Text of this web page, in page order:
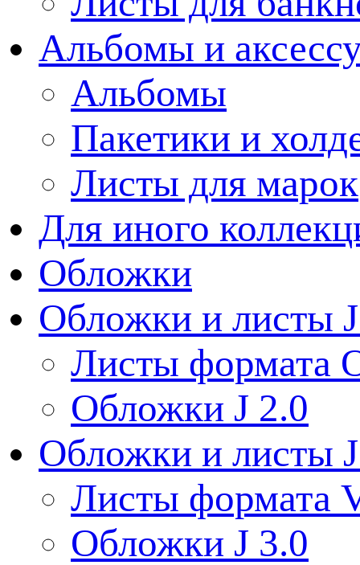
Альбомы и
Альбомы
Пакетики и
Листы для марок
Для иного
Обложки
Обложки и листы
Листы формата
Обложки J 2.0
Обложки и листы
Листы формата
Обложки J 3.0